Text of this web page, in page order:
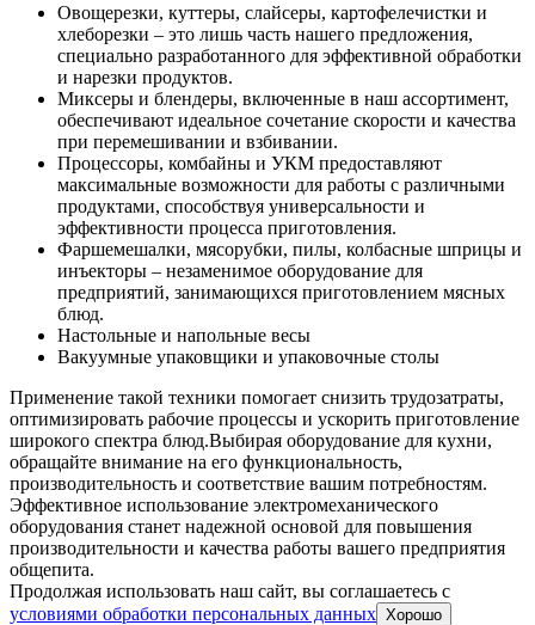
Овощерезки, куттеры, слайсеры, картофелечистки и
хлеборезки – это лишь часть нашего предложения,
специально разработанного для эффективной обработки
и нарезки продуктов.
Миксеры и блендеры, включенные в наш ассортимент,
обеспечивают идеальное сочетание скорости и качества
при перемешивании и взбивании.
Процессоры, комбайны и УКМ предоставляют
максимальные возможности для работы с различными
продуктами, способствуя универсальности и
эффективности процесса приготовления.
Фаршемешалки, мясорубки, пилы, колбасные шприцы и
инъекторы – незаменимое оборудование для
предприятий, занимающихся приготовлением мясных
блюд.
Настольные и напольные весы
Вакуумные упаковщики и упаковочные столы
Применение такой техники помогает снизить трудозатраты,
оптимизировать рабочие процессы и ускорить приготовление
широкого спектра блюд.Выбирая оборудование для кухни,
обращайте внимание на его функциональность,
производительность и соответствие вашим потребностям.
Эффективное использование электромеханического
оборудования станет надежной основой для повышения
производительности и качества работы вашего предприятия
общепита.
Продолжая использовать наш сайт, вы соглашаетесь c
условиями обработки персональных данных Хорошо